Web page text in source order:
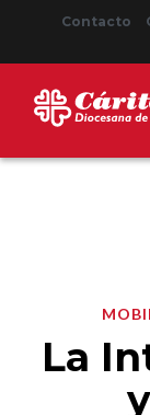
Contacto
La